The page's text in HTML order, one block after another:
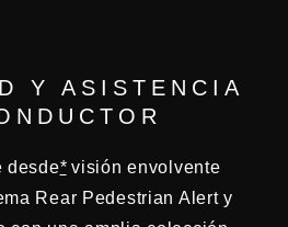
Y ASISTENCIA
desde*visión envolvente
Rear Pedestrian Alert y